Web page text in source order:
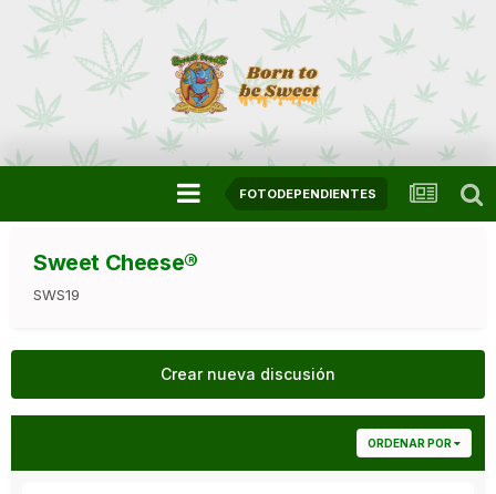
FOTODEPENDIENTES
Sweet Cheese®
SWS19
Crear nueva discusión
ORDENAR POR